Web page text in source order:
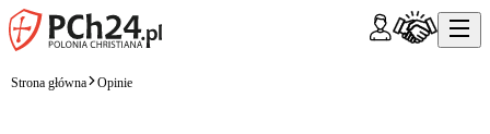
Strona główna Opinie